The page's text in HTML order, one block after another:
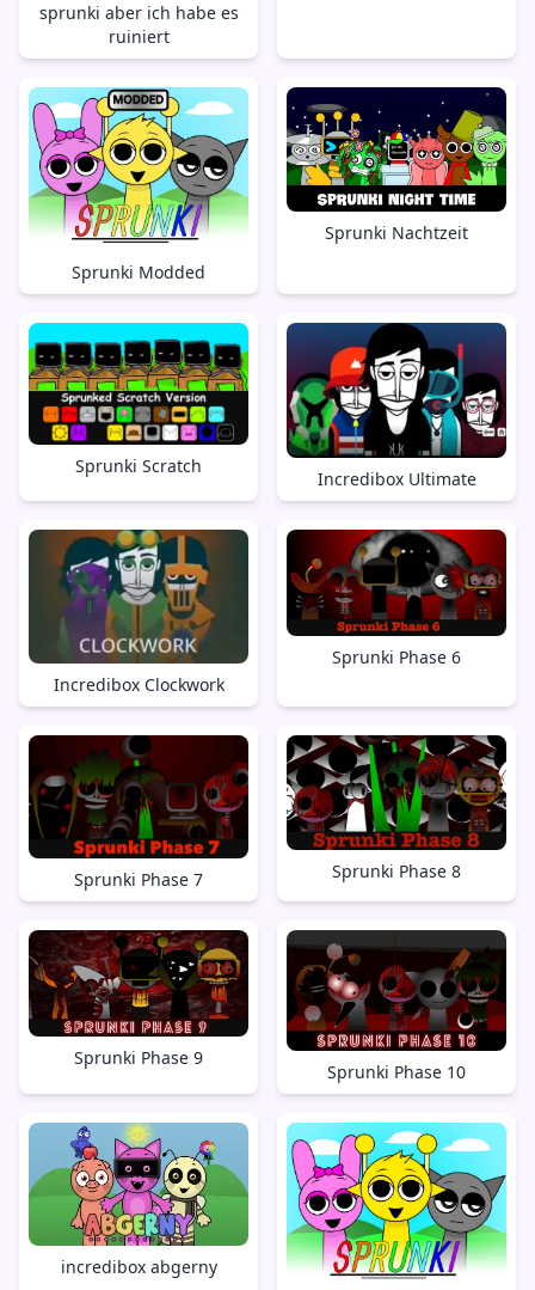
sprunki aber ich habe es
ruiniert
Sprunki Modded
Sprunki Nachtzeit
Sprunki Scratch
Incredibox Ultimate
Incredibox Clockwork
Sprunki Phase 6
Sprunki Phase 7 Sprunki Phase 8
Sprunki Phase 9
Sprunki Phase 10
incredibox abgerny